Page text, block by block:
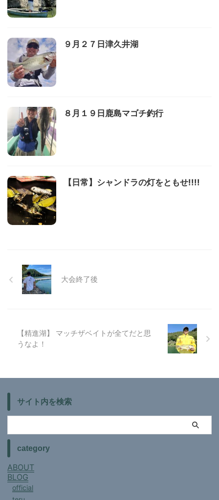
９月２７日津久井湖
８月１９日鹿島マゴチ釣行
【日常】シャンドラの灯をともせ!!!!
大会終了後
【精進湖】 マッチザベイトが全てだと思
うなよ！
サイト内を検索
category
ABOUT
BLOG
official